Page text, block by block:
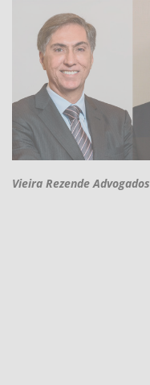
Vieira Rezende Advogados